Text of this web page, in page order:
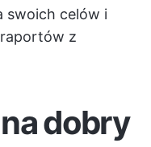
swoich celów i
z
dobry